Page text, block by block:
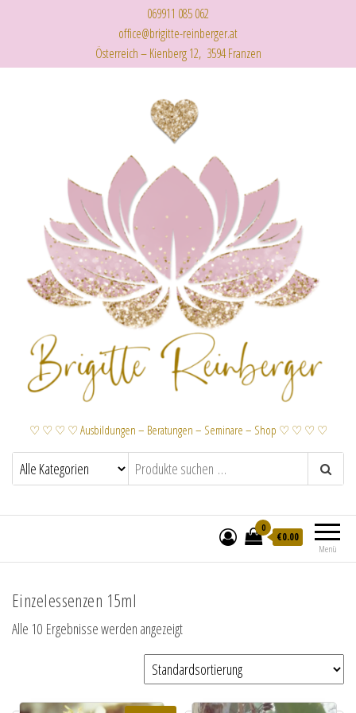
069911 085 062
office@brigitte-reinberger.at
Österreich – Kienberg 12, 3594 Franzen
♡ ♡ ♡ ♡ Ausbildungen – Beratungen – Seminare – Shop ♡ ♡ ♡ ♡
Menü
0
€0.00
Einzelessenzen 15ml
Alle 10 Ergebnisse werden angezeigt